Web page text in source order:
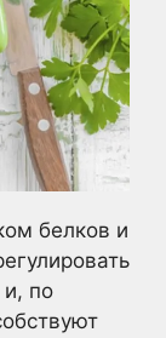
белков и
по